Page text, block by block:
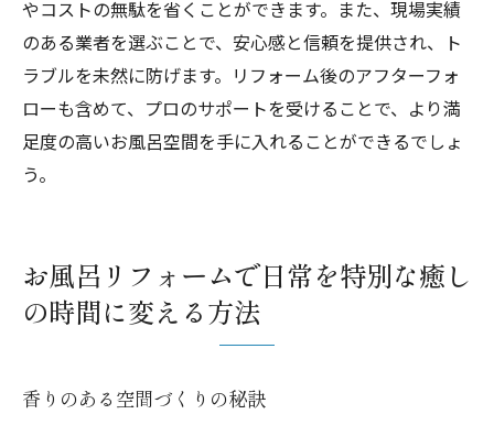
やコストの無駄を省くことができます。また、現場実績
のある業者を選ぶことで、安心感と信頼を提供され、ト
ラブルを未然に防げます。リフォーム後のアフターフォ
ローも含めて、プロのサポートを受けることで、より満
足度の高いお風呂空間を手に入れることができるでしょ
う。
お風呂リフォームで日常を特別な癒し
の時間に変える方法
香りのある空間づくりの秘訣